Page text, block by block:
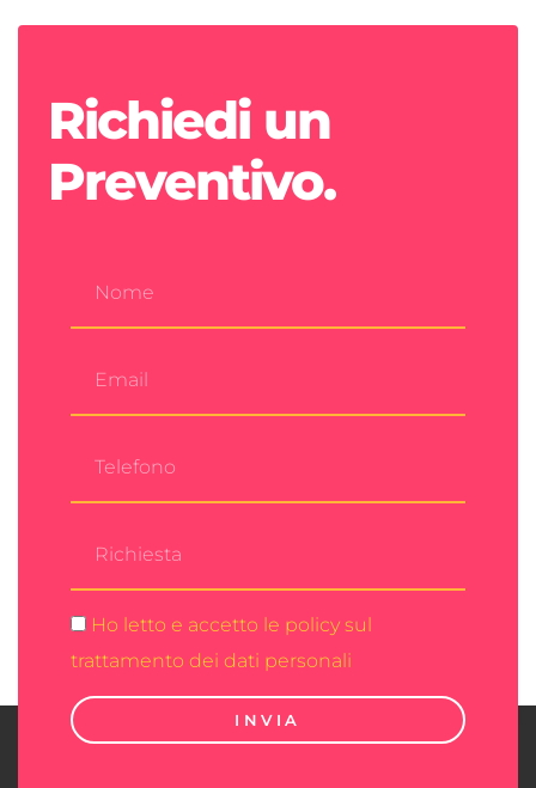
Richiedi un
Preventivo.
Ho letto e accetto le policy sul
trattamento dei dati personali
INVIA